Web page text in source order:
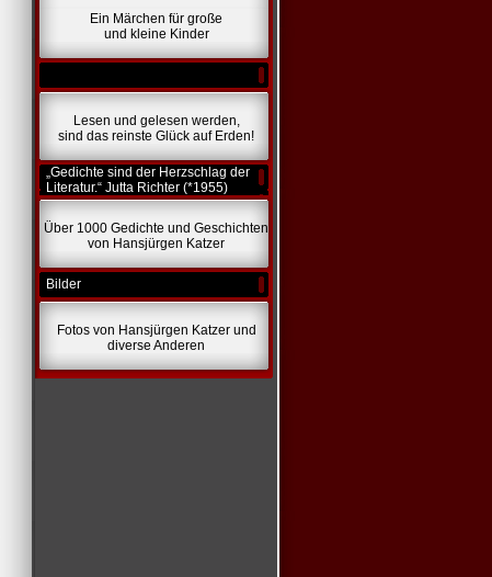
Ein Märchen für große
und kleine Kinder
Lesen und gelesen werden,
sind das reinste Glück auf Erden!
„Gedichte sind der Herzschlag der
Literatur.“ Jutta Richter (*1955)
Über 1000 Gedichte und Geschichten
von Hansjürgen Katzer
Bilder
Fotos von Hansjürgen Katzer und
diverse Anderen